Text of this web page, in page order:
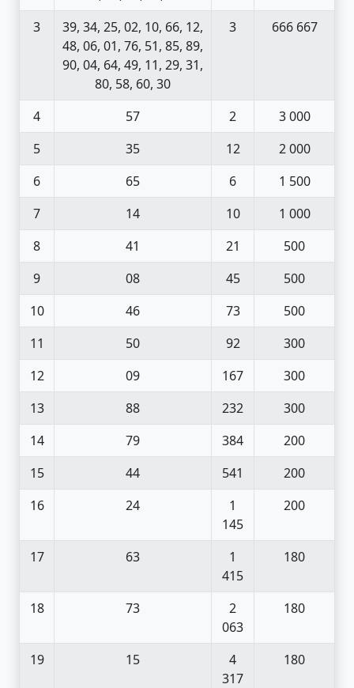
3
39, 34, 25, 02, 10, 66, 12,
48, 06, 01, 76, 51, 85, 89,
90, 04, 64, 49, 11, 29, 31,
80, 58, 60, 30
3 666 667
4 57 2
3 000
5
35 12
2 000
6
65 6
1 500
7
14 10
1 000
8
41 21
500
9
08 45
500
10
46 73
500
11
50 92
300
12
09 167
300
13
88 232
300
14
79 384
200
15
44 541
200
16
24
1
145
200
17 63
1
415
180
18 73
2
063
180
19 15
4
317
180